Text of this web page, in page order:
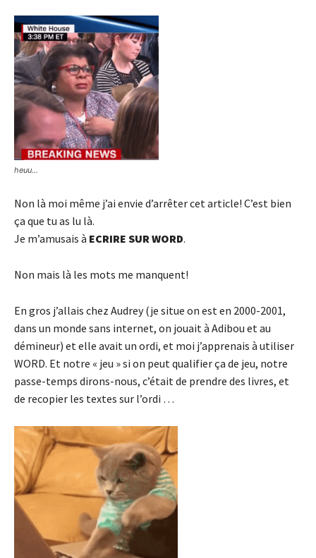
heuu…
Non là moi même j’ai envie d’arrêter cet article! C’est bien
ça que tu as lu là.
Je m’amusais à ECRIRE SUR WORD.
Non mais là les mots me manquent!
En gros j’allais chez Audrey (je situe on est en 2000-2001,
dans un monde sans internet, on jouait à Adibou et au
démineur) et elle avait un ordi, et moi j’apprenais à utiliser
WORD. Et notre « jeu » si on peut qualifier ça de jeu, notre
passe-temps dirons-nous, c’était de prendre des livres, et
de recopier les textes sur l’ordi …